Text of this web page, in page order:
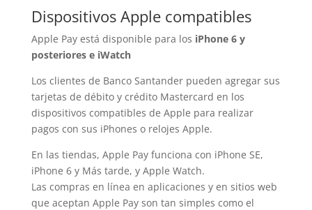
Dispositivos Apple compatibles
Apple Pay está disponible para los iPhone 6 y
posteriores e iWatch
Los clientes de Banco Santander pueden agregar sus
tarjetas de débito y crédito Mastercard en los
dispositivos compatibles de Apple para realizar
pagos con sus iPhones o relojes Apple.
En las tiendas, Apple Pay funciona con iPhone SE,
iPhone 6 y Más tarde, y Apple Watch.
Las compras en línea en aplicaciones y en sitios web
que aceptan Apple Pay son tan simples como el